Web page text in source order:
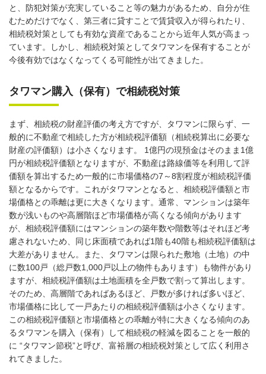
と、防犯対策が充実していること等の魅力があるため、自分が住
むためだけでなく、第三者に貸すことで賃貸収入が得られたり、
相続税対策としても有効な資産であることから近年人気が高まっ
ています。しかし、相続税対策としてタワマンを保有することが
今後有効ではなくなってくる可能性が出てきました。
タワマン購入（保有）で相続税対策
まず、相続税の財産評価の考え方ですが、タワマンに限らず、一
般的に不動産で相続した方が相続税評価額（相続税算出に必要な
財産の評価額）は小さくなります。 1億円の現預金はそのまま1億
円が相続税評価額となりますが、不動産は路線価等を利用して評
価額を算出するため一般的に市場価格の7～8割程度が相続税評価
額となるからです。これがタワマンとなると、相続税評価額と市
場価格との乖離は更に大きくなります。通常、マンションは築年
数が浅いものや高層階ほど市場価格が高くなる傾向があります
が、相続税評価額にはマンションの築年数や階数等はそれほど考
慮されないため、同じ床面積であれば1階も40階も相続税評価額は
大差がありません。また、タワマンは限られた敷地（土地）の中
に数100戸（総戸数1,000戸以上の物件もあります）も物件があり
ますが、相続税評価額は土地面積を全戸数で割って算出します。
そのため、高層階であればあるほど、戸数が多ければ多いほど、
市場価格に比して一戸あたりの相続税評価額は小さくなります。
この相続税評価額と市場価格との乖離が特に大きくなる傾向のあ
るタワマンを購入（保有）して相続税の軽減を図ることを一般的
に “タワマン節税”と呼び、富裕層の相続税対策として広く利用さ
れてきました。